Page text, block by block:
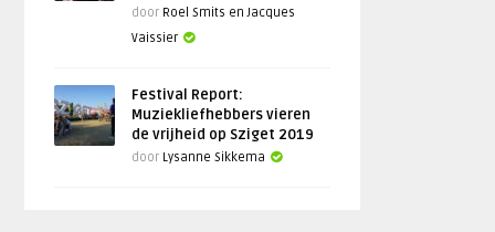
door Roel Smits en Jacques
Vaissier
Festival Report:
Muziekliefhebbers vieren
de vrijheid op Sziget 2019
door Lysanne Sikkema